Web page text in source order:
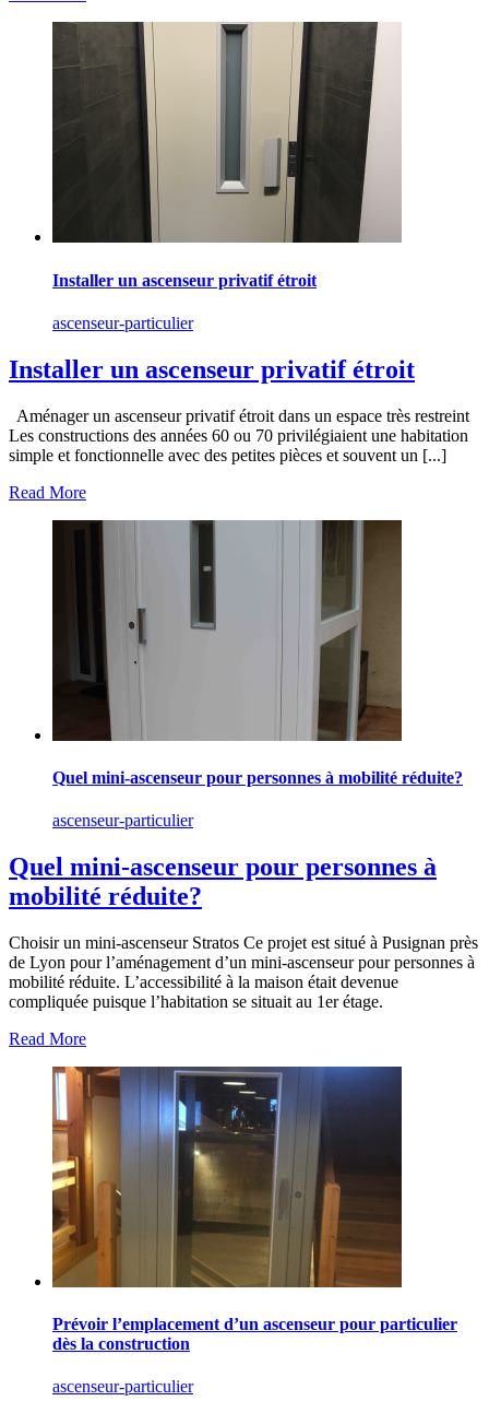
Installer un ascenseur privatif étroit
ascenseur-particulier
Installer un ascenseur privatif étroit
Aménager un ascenseur privatif étroit dans un espace très restreint
Les constructions des années 60 ou 70 privilégiaient une habitation
simple et fonctionnelle avec des petites pièces et souvent un [...]
Read More
Quel mini-ascenseur pour personnes à mobilité réduite?
ascenseur-particulier
Quel mini-ascenseur pour personnes à
mobilité réduite?
Choisir un mini-ascenseur Stratos Ce projet est situé à Pusignan près
de Lyon pour l’aménagement d’un mini-ascenseur pour personnes à
mobilité réduite. L’accessibilité à la maison était devenue
compliquée puisque l’habitation se situait au 1er étage.
Read More
Prévoir l’emplacement d’un ascenseur pour particulier
dès la construction
ascenseur-particulier